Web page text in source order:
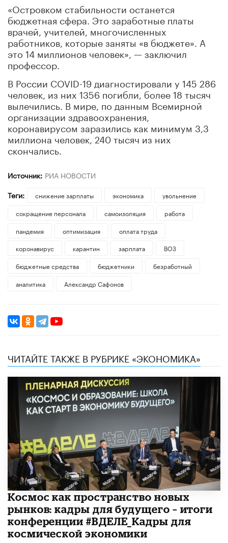
«Островком стабильности останется
бюджетная сфера. Это заработные платы
врачей, учителей, многочисленных
работников, которые заняты «в бюджете». А
это 14 миллионов человек», — заключил
профессор.
В России COVID-19 диагностировали у 145 286
человек, из них 1356 погибли, более 18 тысяч
вылечились. В мире, по данным Всемирной
организации здравоохранения,
коронавирусом заразились как минимум 3,3
миллиона человек, 240 тысяч из них
скончались.
Источник: РИА НОВОСТИ
Теги:
снижение зарплаты экономика
увольнение
сокращение персонала
самоизоляция
работа
пандемия
оптимизация
оплата труда
коронавирус
карантин зарплата
ВОЗ
бюджетные средства
бюджетники
безработный
аналитика
Александр Сафонов
ЧИТАЙТЕ ТАКЖЕ В РУБРИКЕ «ЭКОНОМИКА»
Космос как пространство новых
рынков: кадры для будущего – итоги
конференции #ВДЕЛЕ_Кадры для
космической экономики